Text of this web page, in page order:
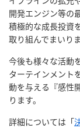
開発エンジン等の
積極的な成長投資
取り組んでまいりま
今後も様々な活動
ターテインメント
動を与える『感性
ります。
詳細については「